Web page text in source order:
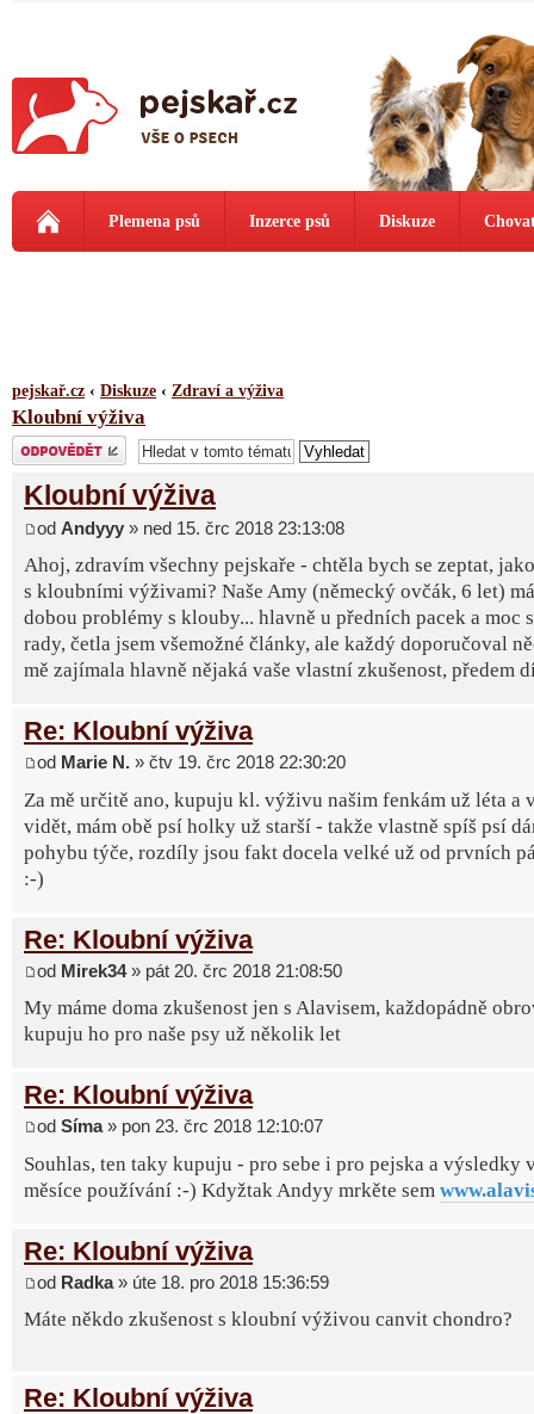
Plemena psů Inzerce psů Diskuze
pejskař.cz ‹ Diskuze ‹ Zdraví a výživa
Kloubní výživa
Odeslat odpověď
Kloubní výživa
od Andyyy » ned 15. črc 2018 23:13:08
Ahoj, zdravím všechny pejskaře - chtěla bych se zeptat,
s kloubními výživami? Naše Amy (německý ovčák, 6 let)
dobou problémy s klouby... hlavně u předních pacek a moc
rady, četla jsem všemožné články, ale každý doporučoval
mě zajímala hlavně nějaká vaše vlastní zkušenost, předem
Re: Kloubní výživa
od Marie N. » čtv 19. črc 2018 22:30:20
Za mě určitě ano, kupuju kl. výživu našim fenkám už léta a
vidět, mám obě psí holky už starší - takže vlastně spíš psí
pohybu týče, rozdíly jsou fakt docela velké už od prvních
:-)
Re: Kloubní výživa
od Mirek34» pát 20. črc 2018 21:08:50
My máme doma zkušenost jen s Alavisem, každopádně
kupuju ho pro naše psy už několik let
Re: Kloubní výživa
od Síma» pon 23. črc 2018 12:10:07
Souhlas, ten taky kupuju - pro sebe i pro pejska a výsledky
měsíce používání :-) Kdyžtak Andyy mrkěte sem
Re: Kloubní výživa
od Radka» úte 18. pro 2018 15:36:59
Máte někdo zkušenost s kloubní výživou canvit chondro?
Re: Kloubní výživa